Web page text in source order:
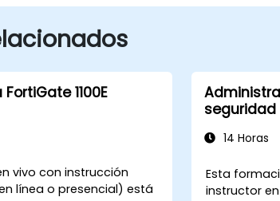
1100E
vivo con instrucción
línea o presencial) está
seguridad
14 Horas
Esta
instructor